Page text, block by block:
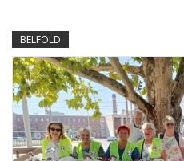
BELFÖLD